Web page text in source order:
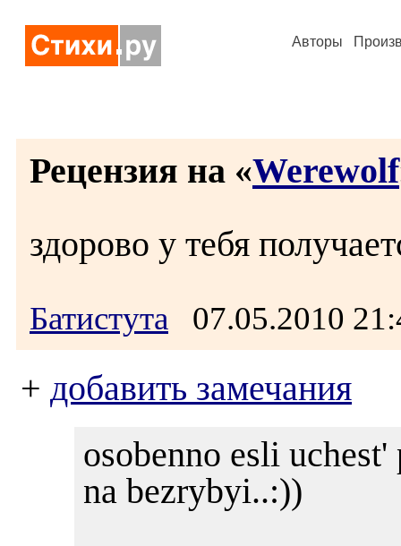
Авторы
Рецензия на «Werewolf
здорово у тебя
Батистута 07.05.2010
+ добавить замечания
osobenno esli
na bezrybyi..:))